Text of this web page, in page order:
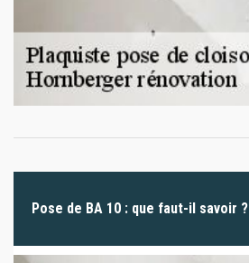
Pose de BA 10 : que faut-il savoir ?